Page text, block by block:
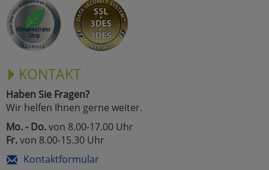
KONTAKT
Haben Sie Fragen?
Wir helfen Ihnen gerne weiter.
Mo. - Do.von 8.00-17.00 Uhr
Fr.von 8.00-15.30 Uhr
Kontaktformular
Marketing
Alle Akzeptieren
Cookies
Einstellungen speichern